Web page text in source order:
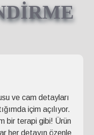
ve cam detayları
içim açılıyor.
bir terapi gibi! Ürün
her detayın özenle